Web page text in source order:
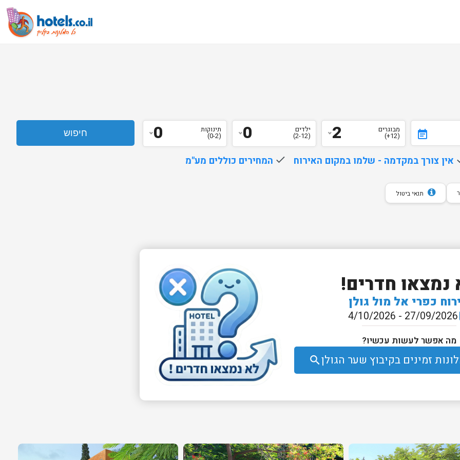
event_note מבוגרים
(12+)
2 ילדים
(2-12)
0 תינוקות
(0-2)
0
אין צורך במקדמה - שלמו במקום האירוח done המחירים כוללים מע"מ
תנאי ביטול
נמצאו חדרים!
כפרי אל מול גולן
27/09/2026 - 4/10/2026
מה אפשר לעשות עכשיו?
זמינים בקיבוץ שער הגולןsearch